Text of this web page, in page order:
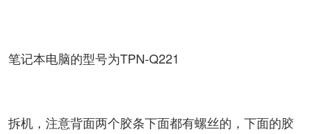
笔记本电脑的型号为TPN-Q221
拆机，注意背面两个胶条下面都有螺丝的，下面的胶